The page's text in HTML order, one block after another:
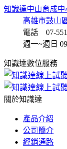
知識達中山育成中
高雄市鼓山
電話 07-
週一~週日
知識達數位服務
關於知識達
產品介紹
公司簡介
經銷通路